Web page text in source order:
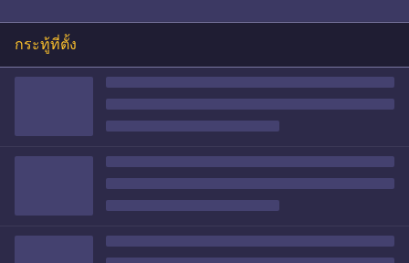
กระทู้ที่ตั้ง